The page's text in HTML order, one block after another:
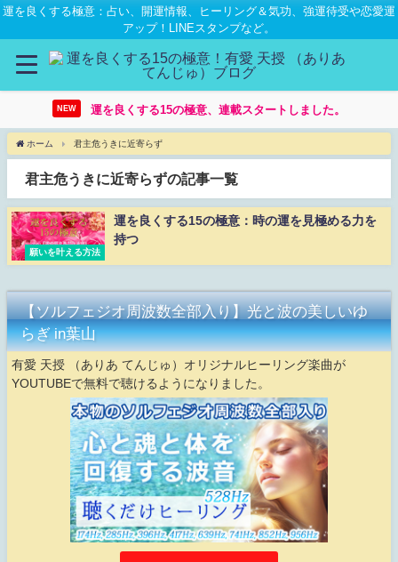
運を良くする極意：占い、開運情報、ヒーリング＆気功、強運待受や恋愛運
アップ！LINEスタンプなど。
NEW 運を良くする15の極意、連載スタートしました。
ホーム 君主危うきに近寄らず
君主危うきに近寄らずの記事一覧
願いを叶える方法
運を良くする15の極意：時の運を見極める力を
持つ
【ソルフェジオ周波数全部入り】光と波の美しいゆ
らぎ in葉山
有愛 天授 （ありあ てんじゅ）オリジナルヒーリング楽曲が
YOUTUBEで無料で聴けるようになりました。